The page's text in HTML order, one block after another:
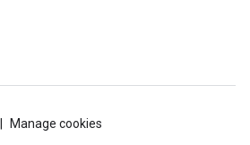
Manage cookies